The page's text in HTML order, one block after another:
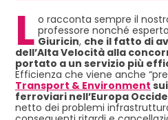
L o racconta sempre il
professore nonché
Giuricin, che il fatto di
dell’Alta Velocità alla
portato a un servizio più
Efficienza che viene anche
Transport & Environment
ferroviari nell’Europa
netto dei problemi